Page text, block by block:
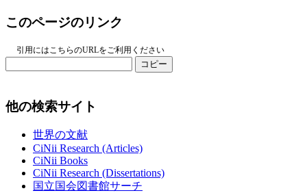
このページのリンク
引用にはこちらのURLをご利用ください
コピー
他の検索サイト
世界の文献
CiNii Research (Articles)
CiNii Books
CiNii Research (Dissertations)
国立国会図書館サーチ